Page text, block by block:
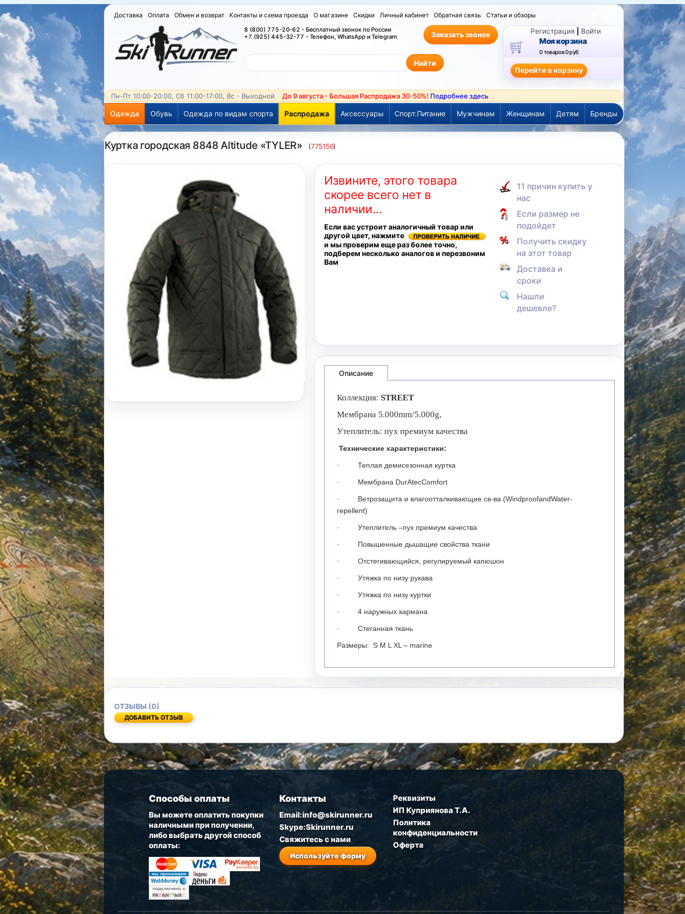
Доставка Оплата Обмен и возврат Контакты и схема проезда О магазине Скидки Личный кабинет Обратная связь Статьи и обзоры
8 (800) 775-20-62 - Бесплатный звонок по России
+7 (925) 445-32-77 - Телефон, WhatsApp и Telegram
Заказать звонок Регистрация Войти
Моя корзина
0 товаров0 руб
Пн-Пт 10:00-20:00, Сб 11:00-17:00, Вс - Выходной До 9 августа - Большая Распродажа 30-50%! Подробнее здесь
Одежда Обувь Одежда по видам спорта Распродажа Аксессуары Спорт.Питание Мужчинам Женщинам Детям Бренды
Куртка городская 8848 Altitude «TYLER» (775156)
Извините, этого товара
скорее всего нет в
наличии...
Если вас устроит аналогичный товар или
другой цвет, нажмите
и мы проверим еще раз более точно,
подберем несколько аналогов и перезвоним
Вам
11 причин купить у
нас
Если размер не
подойдет
Получить скидку
на этот товар
Доставка и
сроки
Нашли
дешевле?
Описание
Коллекция: STREET
Мембрана 5.000mm/5.000g,
Утеплитель: пух премиум качества
Технические характеристики:
· Теплая демисезонная куртка
· Мембрана DurAtecComfort
· Ветрозащита и влагоотталкивающие св-ва (WindproofandWater-
repellent)
· Утеплитель –пух премиум качества
· Повышенные дышащие свойства ткани
· Отстегивающийся, регулируемый капюшон
· Утяжка по низу рукава
· Утяжка по низу куртки
· 4 наружных кармана
· Стеганная ткань
Размеры: S M L XL – marine
ОТЗЫВЫ (0)
ДОБАВИТЬ ОТЗЫВ
Способы оплаты
Вы можете оплатить покупки
наличными при получении,
либо выбрать другой способ
оплаты:
Контакты
Email:info@skirunner.ru
Skype:Skirunner.ru
Свяжитесь с нами
Используйте форму
Реквизиты
ИП Куприянова Т.А.
Политика
конфиденциальности
Оферта